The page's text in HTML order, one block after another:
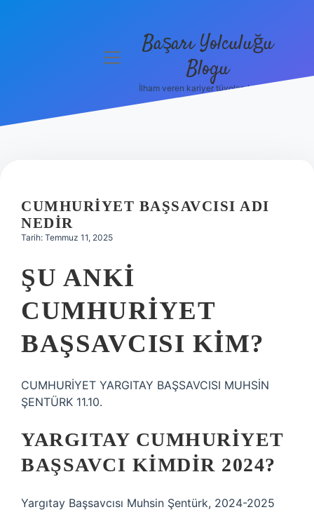
Hakkımızda
menüyüBaşarı Yolculuğu
Blogu
İlham veren kariyer tüyoları burada!
CUMHURIYET BAŞSAVCISI ADI
NEDIR
Tarih: Temmuz 11, 2025
ŞU ANKI
CUMHURIYET
BAŞSAVCISI KIM?
CUMHURİYET YARGITAY BAŞSAVCISI MUHSİN
ŞENTÜRK 11.10.
YARGITAY CUMHURIYET
BAŞSAVCI KIMDIR 2024?
Yargıtay Başsavcısı Muhsin Şentürk, 2024-2025